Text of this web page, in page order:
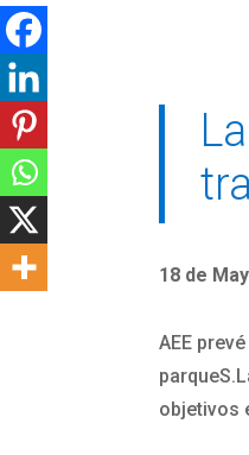
18 de
AEE
objetivos